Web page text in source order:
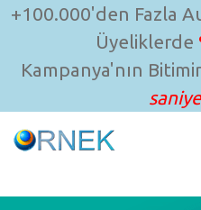
+100.000'den Fazla
Üyeliklerde
Kampanya'nın
saniye